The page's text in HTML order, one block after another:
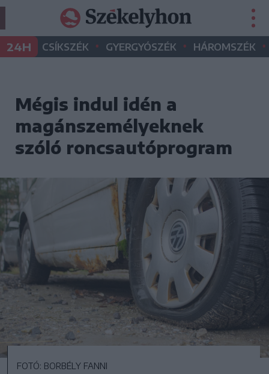
24H CSÍKSZÉK • GYERGYÓSZÉK • HÁROMSZÉK •
Mégis indul idén a
magánszemélyeknek
szóló roncsautóprogram
FOTÓ: BORBÉLY FANNI